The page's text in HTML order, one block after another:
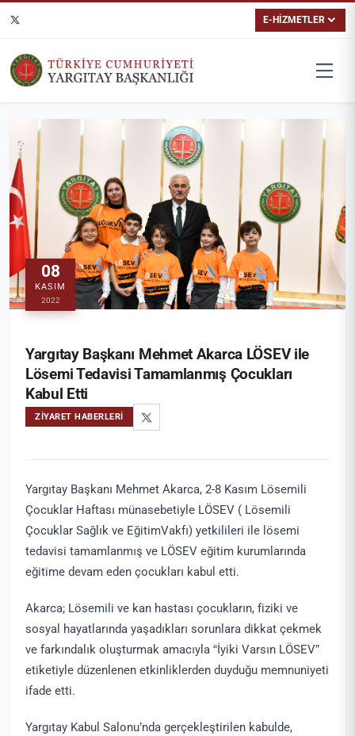
E-HİZMETLER
08
KASIM
2022
Yargıtay Başkanı Mehmet Akarca LÖSEV ile
Lösemi Tedavisi Tamamlanmış Çocukları
Kabul Etti
ZIYARET HABERLERI
Yargıtay Başkanı Mehmet Akarca, 2-8 Kasım Lösemili
Çocuklar Haftası münasebetiyle LÖSEV ( Lösemili
Çocuklar Sağlık ve EğitimVakfı) yetkilileri ile lösemi
tedavisi tamamlanmış ve LÖSEV eğitim kurumlarında
eğitime devam eden çocukları kabul etti.
Akarca; Lösemili ve kan hastası çocukların, fiziki ve
sosyal hayatlarında yaşadıkları sorunlara dikkat çekmek
ve farkındalık oluşturmak amacıyla “İyiki Varsın LÖSEV”
etiketiyle düzenlenen etkinliklerden duyduğu memnuniyeti
ifade etti.
Yargıtay Kabul Salonu’nda gerçekleştirilen kabulde,